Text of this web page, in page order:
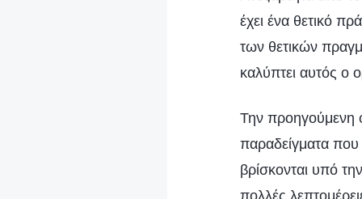
έχει ένα θετικό
των θετικών
καλύπτει αυτός ο
Την προηγούμενη φορά, κάναμε κυρίως συναναστροφή σχετικά με κάποια συγκεκριμένα παραδείγματα που αφορούν τη δήλωση «όλα τα πράγματα που ορίζει ο Θεός ή που βρίσκονται υπό την κυριαρχία του Θεού είναι θετικά πράγματα». Δεν συναναστραφήκαμε με πολλές λεπτομέρειες σχετικά με το μέρος που αναφέρει ότι «όλα τα πράγματα που δημιουργεί ο Θεός είναι θετικά πράγματα». Άρα, μπορείτε να επιβεβαιώσετε ότι αυτή η δήλωση είναι σωστή μέσα από τη συναναστροφή ή μέσα από τις αλήθειες που έχετε κατανοήσει όλα αυτά τα χρόνια; Ή μήπως μπορείτε να επιβεβαιώσετε ότι, με βάση τους ανθρώπους, τα γεγονότα και τα πράγματα που έχετε δει και βιώσει στη ζωή σας, όλα όσα δημιουργεί ο Θεός είναι θετικά; Μπορείτε να αντιληφθείτε τα πράγματα μ’ αυτόν τον τρόπο; Μπορείτε να αναζητήσετε την αλήθεια μ’ αυτόν τον τρόπο; (Μπορούμε να αντιληφθούμε μ’ αυτόν τον τρόπο κάποια πιο απλά πράγματα.) Υπάρχει μια αρχή εδώ. Αν το δούμε επιφανειακά, τα θέματα του τι δημιουργεί ο Θεός, τι ορίζει ο Θεός ή τι βρίσκεται υπό την κυριαρχία του Θεού εμπίπτουν σε ένα πολύ ευρύ φάσμα και είναι ιδιαίτερα ασαφή, αλλά στην πραγματικότητα συνδέονται στενά με τους διάφορους ανθρώπους, γεγονότα και πράγματα με τα οποία έρχονται σε επαφή οι άνθρωποι στην αληθινή ζωή —θα μπορούσε να πει κανείς και ότι είναι άρρηκτα συνδεδεμένα· δεν είναι αποκομμένα από την πραγματικότητα. Αυτό συνδέεται με ένα ζήτημα. Όταν στη ζωή σου αντιμετωπίζεις αναπάντεχα πολλούς ανθρώπους, γεγονότα και πράγματα, δεν μπορείς να προσδιορίσεις αν αυτά είναι θετικά ή αρνητικά πράγματα. Ακόμα κι αν κατανοείς το δόγμα για να διακρίνεις τα θετικά από τα αρνητικά πράγματα, και πάλι δεν μπορείς να το προσδιορίσεις. Ακόμα κι αν είναι πράγματα που εμπίπτουν στα θετικά, δεν τα αναγνωρίζεις ως θετικά στο πλαίσιο των αντιλήψεών σου, σε αηδιάζουν και τα απεχθάνεσαι μέσα σου, και μάλιστα πιστεύεις ότι δεν αξίζουν με τίποτα να συμπεριληφθούν στα θετικά πράγματα, κι όμως τα δημιουργεί πράγματι ο Θεός, τα ορίζει ο Θεός ή βρίσκονται υπό την κυριαρχία του Θεού και ανήκουν στην κατηγορία των θετικών πραγμάτων. Τότε είναι που έρχονται στο